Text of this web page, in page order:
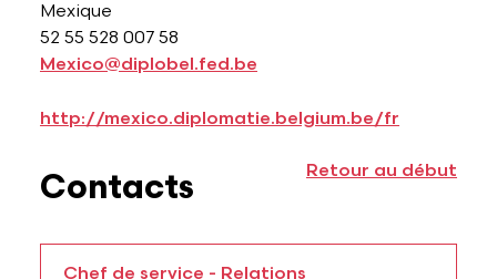
Mexique
52 55 528 007 58
Mexico@diplobel.fed.be
http://mexico.diplomatie.belgium.be/fr
Retour au début
Contacts
Chef de service - Relations